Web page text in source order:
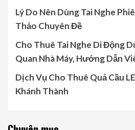
Lý Do Nên Dùng Tai Nghe
Thảo Chuyên Đề
Cho Thuê Tai Nghe Di Động
Quan Nhà Máy, Hướng Dẫn
Dịch Vụ Cho Thuê Quả Cầu
Khánh Thành